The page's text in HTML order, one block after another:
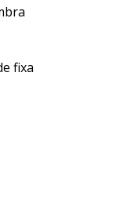
fixa